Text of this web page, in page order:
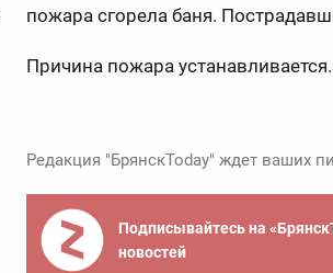
пожара сгорела баня.
Причина пожара устанавливается.
Редакция "БрянскToday" ждет ваших
Подписывайтесь на
новостей